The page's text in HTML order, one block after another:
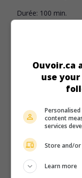
Durée: 100 min.
Ouvoir.ca
use
content
services
Store and/
Learn more